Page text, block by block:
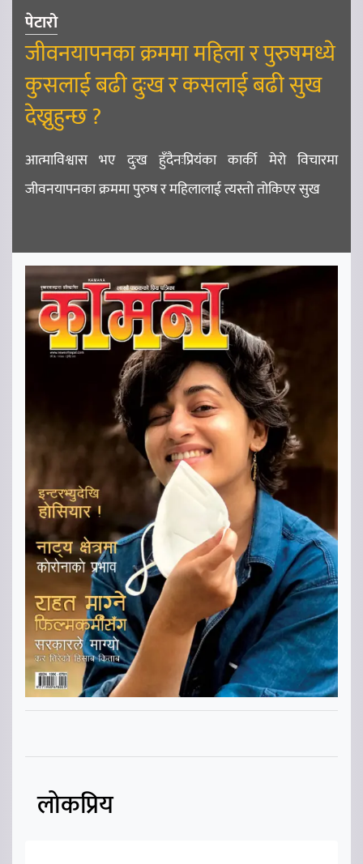
पेटारो
जीवनयापनका क्रममा महिला र पुरुषमध्ये
कुसलाई बढी दुःख र कसलाई बढी सुख
देख्नुहुन्छ ?
आत्माविश्वास भए दुःख हुँदैनःप्रियंका कार्की मेरो विचारमा
जीवनयापनका क्रममा पुरुष र महिलालाई त्यस्तो तोकिएर सुख
लोकप्रिय